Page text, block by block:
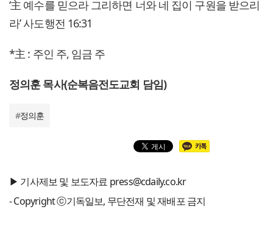
‘主 예수를 믿으라 그리하면 너와 네 집이 구원을 받으리
라’ 사도행전 16:31
*主 : 주인 주, 임금 주
정의훈 목사(순복음전도교회 담임)
#정의훈
▶ 기사제보 및 보도자료 press@cdaily.co.kr
- Copyright ⓒ기독일보, 무단전재 및 재배포 금지